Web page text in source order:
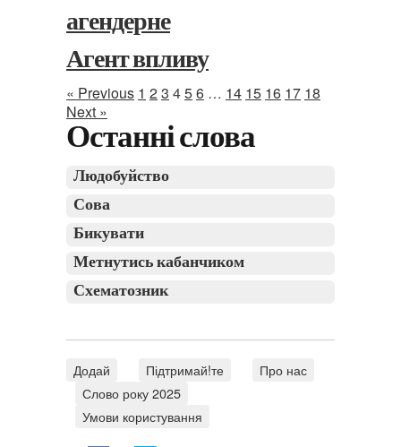
агендерне
Агент впливу
« Previous 1 23 456 … 14 15 16 17 18
Next »
Останні слова
Людобуйство
Сова
Бикувати
Метнутись кабанчиком
Схематозник
Додай Підтримай!те
Про нас
Слово року 2025
Умови користування